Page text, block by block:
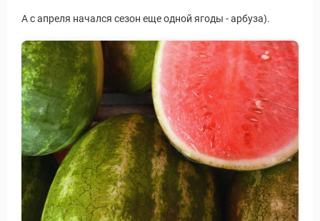
А с апреля начался сезон еще одной ягоды - арбуза).